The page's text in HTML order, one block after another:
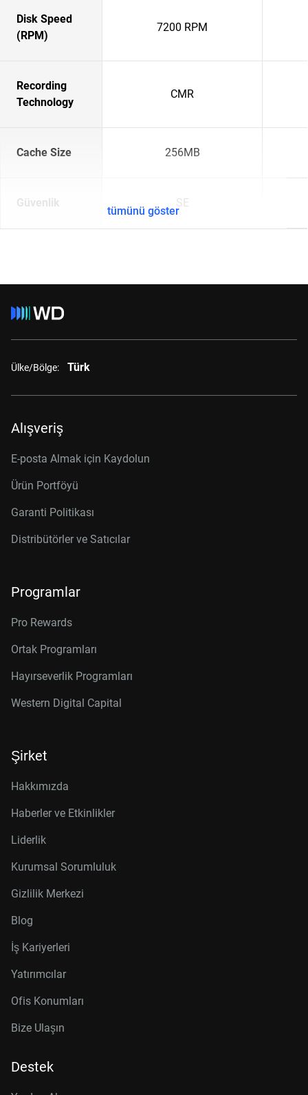
Disk Speed
(RPM)
7200 RPM
Recording
Technology
CMR
Cache Size 256MB
Güvenlik SE
tümünü göster
Ülke/Bölge: Türk
Alışveriş
E-posta Almak için Kaydolun
Ürün Portföyü
Garanti Politikası
Distribütörler ve Satıcılar
Programlar
Pro Rewards
Ortak Programları
Hayırseverlik Programları
Western Digital Capital
Şirket
Hakkımızda
Haberler ve Etkinlikler
Liderlik
Kurumsal Sorumluluk
Gizlilik Merkezi
Blog
İş Kariyerleri
Yatırımcılar
Ofis Konumları
Bize Ulaşın
Destek